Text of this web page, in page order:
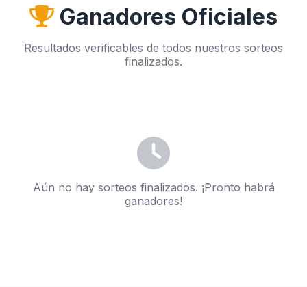
Ganadores Oficiales
Resultados verificables de todos nuestros sorteos
finalizados.
Aún no hay sorteos finalizados. ¡Pronto habrá
ganadores!